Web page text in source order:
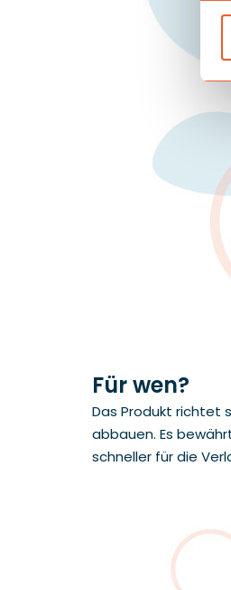
Für wen?
Das Produkt richtet
abbauen. Es
schneller für die